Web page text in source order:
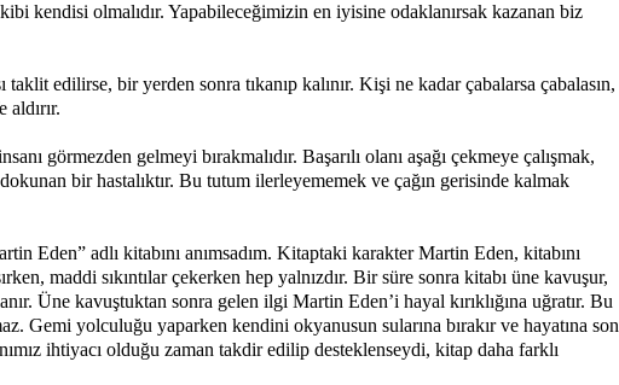
kendisi olmalıdır. Yapabileceğimizin en iyisine odaklanırsak kazanan biz
taklit edilirse, bir yerden sonra tıkanıp kalınır. Kişi ne kadar çabalarsa çabalasın,
görmezden gelmeyi bırakmalıdır. Başarılı olanı aşağı çekmeye çalışmak,
bir hastalıktır. Bu tutum ilerleyememek ve çağın gerisinde kalmak
Eden” adlı kitabını anımsadım. Kitaptaki karakter Martin Eden, kitabını
maddi sıkıntılar çekerken hep yalnızdır. Bir süre sonra kitabı üne kavuşur,
Üne kavuştuktan sonra gelen ilgi Martin Eden’i hayal kırıklığına uğratır. Bu
Gemi yolculuğu yaparken kendini okyanusun sularına bırakır ve hayatına son
ihtiyacı olduğu zaman takdir edilip desteklenseydi, kitap daha farklı